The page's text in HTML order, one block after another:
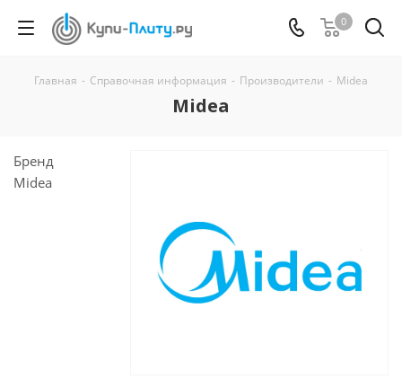
0
Главная - Справочная информация - Производители - Midea
Midea
Бренд
Midea